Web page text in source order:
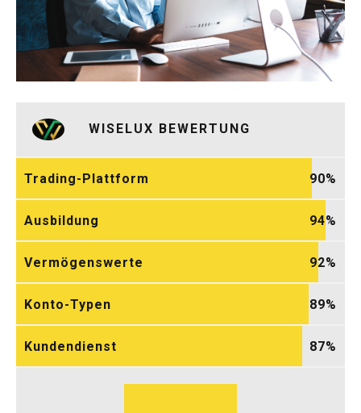
WISELUX BEWERTUNG
Trading-Plattform 90
Ausbildung 94
Vermögenswerte 92
Konto-Typen 89
Kundendienst 87